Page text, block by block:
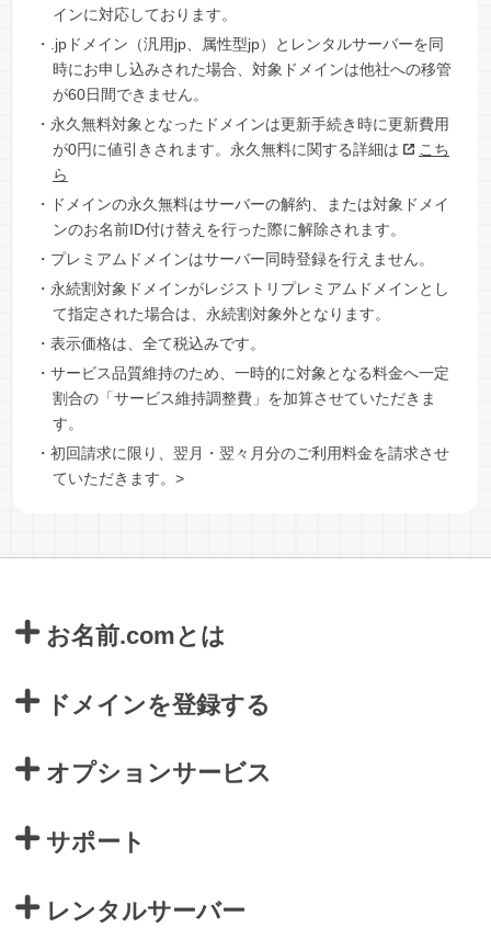
インに対応しております。
・.jpドメイン（汎用jp、属性型jp）とレンタルサーバーを同
時にお申し込みされた場合、対象ドメインは他社への移管
が60日間できません。
・永久無料対象となったドメインは更新手続き時に更新費用
が0円に値引きされます。永久無料に関する詳細は
こち
ら
・ドメインの永久無料はサーバーの解約、または対象ドメイ
ンのお名前ID付け替えを行った際に解除されます。
・プレミアムドメインはサーバー同時登録を行えません。
・永続割対象ドメインがレジストリプレミアムドメインとし
て指定された場合は、永続割対象外となります。
・表示価格は、全て税込みです。
・サービス品質維持のため、一時的に対象となる料金へ一定
割合の「サービス維持調整費」を加算させていただきま
す。
・初回請求に限り、翌月・翌々月分のご利用料金を請求させ
ていただきます。>
お名前.comとは
ドメインを登録する
オプションサービス
サポート
レンタルサーバー